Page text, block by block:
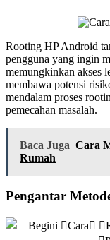
Rooting HP Android
pengguna yang ingin
memungkinkan akses
membawa potensi
mendalam proses
pemecahan masalah.
Baca Juga Cara
Rumah
Pengantar